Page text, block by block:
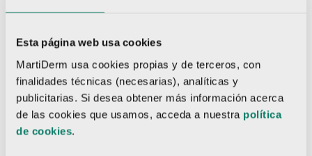
Esta página web usa cookies
MartiDerm usa cookies propias y de terceros, con
finalidades técnicas (necesarias), analíticas y
publicitarias. Si desea obtener más información acerca
de las cookies que usamos, acceda a nuestra política
de cookies.